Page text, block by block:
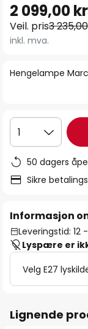
begynnelsen
av
Hengelampe
2 099,00 kr
Veil. pris3
inkl. mva.
1
50 dagers
Sikre
Informasjon
Leveringstid: 12
Lyspære er
Velg E27
Lignende